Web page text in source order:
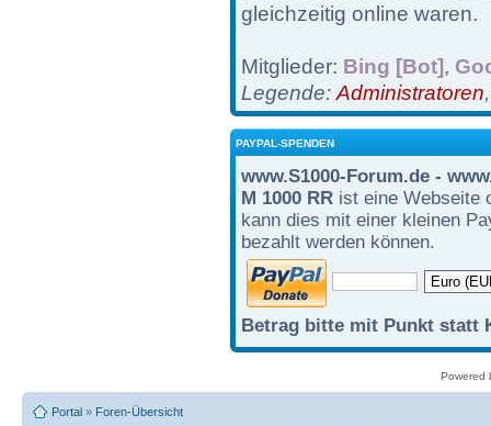
gleichzeitig online waren.
Mitglieder: Bing [Bot],
Legende: Administratoren
PAYPAL-SPENDEN
www.S1000-Forum.de -
M 1000 RR ist eine Webseite
kann dies mit einer kleinen
bezahlt werden können.
Betrag bitte mit Punkt statt
Powered
Portal » Foren-Übersicht